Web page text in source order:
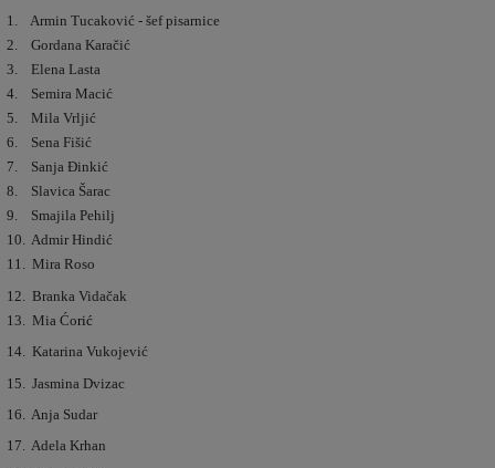
1. Armin Tucaković - šef pisarnice
2. Gordana Karačić
3. Elena Lasta
4. Semira Macić
5. Mila Vrljić
6. Sena Fišić
7. Sanja Đinkić
8. Slavica Šarac
9. Smajila Pehilj
10. Admir Hindić
11. Mira Roso
12. Branka Vidačak
13. Mia Ćorić
14. Katarina Vukojević
15. Jasmina Dvizac
16. Anja Sudar
17. Adela Krhan